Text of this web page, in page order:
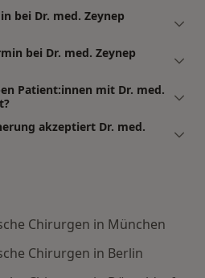
bei Dr. med. Zeynep
bei Dr. med. Zeynep
Patient:innen mit Dr. med.
akzeptiert Dr. med.
Chirurgen in München
Chirurgen in Berlin